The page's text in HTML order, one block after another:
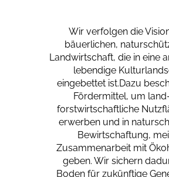
Wir verfolgen die
bäuerlichen,
Landwirtschaft, die in eine
lebendige
eingebettet ist.Dazu
Fördermittel, um
forstwirtschaftliche
erwerben und in
Bewirtschaftung,
Zusammenarbeit mit
geben. Wir sichern
Boden für zukünftige